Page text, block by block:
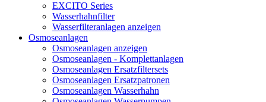
EXCITO Series
Wasserhahnfilter
Wasserfilteranlagen anzeigen
Osmoseanlagen
Osmoseanlagen anzeigen
Osmoseanlagen - Komplettanlagen
Osmoseanlagen Ersatzfiltersets
Osmoseanlagen Ersatzpatronen
Osmoseanlagen Wasserhahn